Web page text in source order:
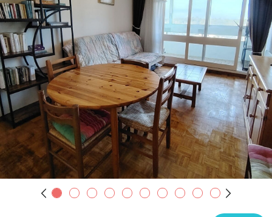
VENDEE
(85)
ST
HILAIRE
DE
RIEZ
(85270)